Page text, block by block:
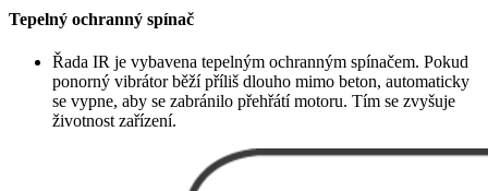
Tepelný ochranný spínač
Řada IR je vybavena tepelným ochranným spínačem. Pokud
ponorný vibrátor běží příliš dlouho mimo beton, automaticky
se vypne, aby se zabránilo přehřátí motoru. Tím se zvyšuje
životnost zařízení.